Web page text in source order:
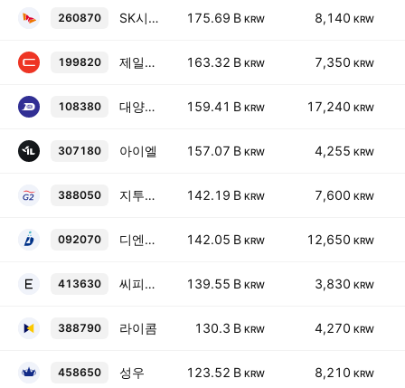
260870 SK시그넷 175.69 B KRW 8,140 KRW
199820 제일일렉트릭 163.32 B KRW 7,350 KRW
108380 대양전기공업 159.41 B KRW 17,240 KRW
307180 아이엘 157.07 B KRW 4,255 KRW
388050 지투파워 142.19 B KRW 7,600 KRW
092070 디엔에프 142.05 B KRW 12,650 KRW
413630 씨피시스템 139.55 B KRW 3,830 KRW
388790 라이콤 130.3 B KRW 4,270 KRW
458650 성우 123.52 B KRW 8,210 KRW